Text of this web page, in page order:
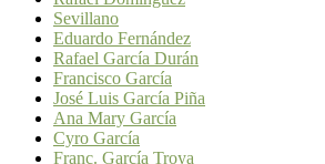
Sevillano
Eduardo Fernández
Rafael García Durán
Francisco García
José Luis García Piña
Ana Mary García
Cyro García
Franc. García Troya